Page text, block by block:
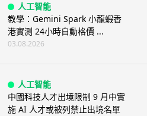
人工智能
教學：Gemini Spark 小龍蝦香
港實測 24小時自動格價 ...
03.08.2026
人工智能
中國科技人才出境限制 9 月中實
施 AI 人才或被列禁止出境名單